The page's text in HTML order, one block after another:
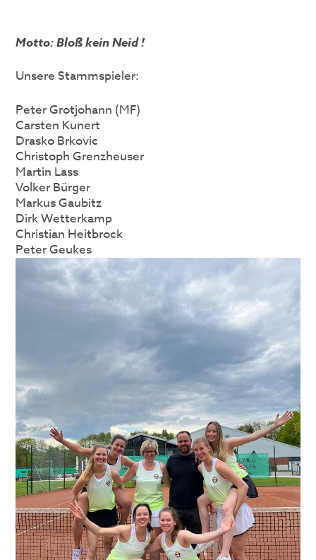
Motto: Bloß kein Neid !
Unsere Stammspieler:
Peter Grotjohann (MF)
Carsten Kunert
Drasko Brkovic
Christoph Grenzheuser
Martin Lass
Volker Bürger
Markus Gaubitz
Dirk Wetterkamp
Christian Heitbrock
Peter Geukes